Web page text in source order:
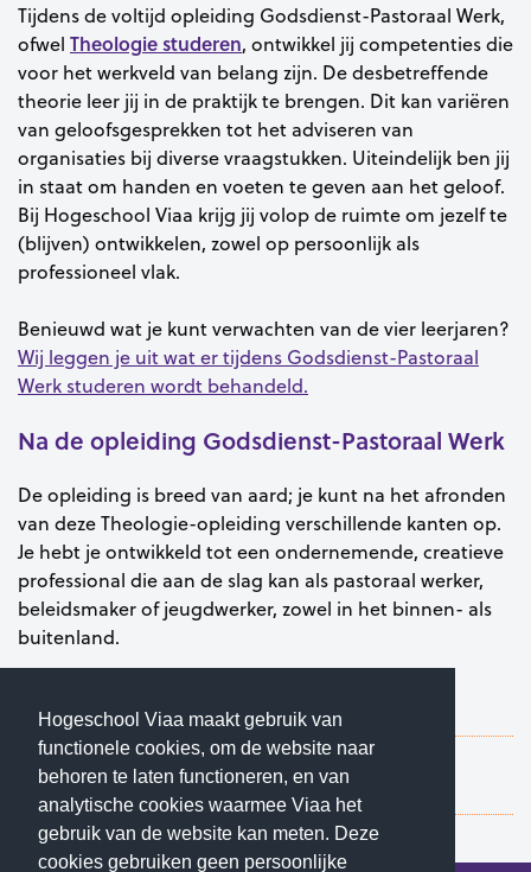
Hogeschool Viaa maakt gebruik van
functionele cookies, om de website naar
behoren te laten functioneren, en van
analytische cookies waarmee Viaa het
gebruik van de website kan meten. Deze
cookies gebruiken geen persoonlijke
Tijdens de voltijd opleiding Godsdienst-Pastoraal Werk,
ofwel Theologie studeren, ontwikkel jij competenties die
voor het werkveld van belang zijn. De desbetreffende
theorie leer jij in de praktijk te brengen. Dit kan variëren
van geloofsgesprekken tot het adviseren van
organisaties bij diverse vraagstukken. Uiteindelijk ben jij
in staat om handen en voeten te geven aan het geloof.
Bij Hogeschool Viaa krijg jij volop de ruimte om jezelf te
(blijven) ontwikkelen, zowel op persoonlijk als
professioneel vlak.
Benieuwd wat je kunt verwachten van de vier leerjaren?
Wij leggen je uit wat er tijdens Godsdienst-Pastoraal
Werk studeren wordt behandeld.
Na de opleiding Godsdienst-Pastoraal Werk
De opleiding is breed van aard; je kunt na het afronden
van deze Theologie-opleiding verschillende kanten op.
Je hebt je ontwikkeld tot een ondernemende, creatieve
professional die aan de slag kan als pastoraal werker,
beleidsmaker of jeugdwerker, zowel in het binnen- als
buitenland.
Godsdienst-Pastoraal Werk.
Schrijf je direct in voor de voltijd opleiding
Godsdienst-Pastoraal Werk.